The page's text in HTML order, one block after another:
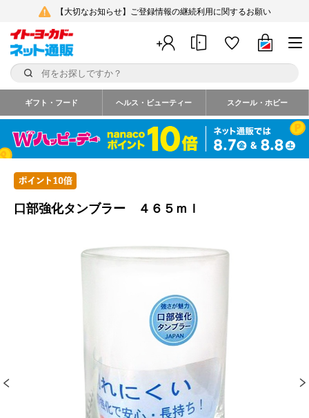
【大切なお知らせ】ご登録情報の継続利用に関するお願い
ギフト・フード ヘルス・ビューティー スクール・ホビー
口部強化タンブラー ４６５ｍｌ